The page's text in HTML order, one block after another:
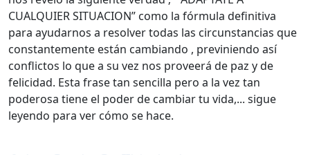
CUALQUIER SITUACION” como la fórmula definitiva
para ayudarnos a resolver todas las circunstancias que
constantemente están cambiando , previniendo así
conflictos lo que a su vez nos proveerá de paz y de
felicidad. Esta frase tan sencilla pero a la vez tan
poderosa tiene el poder de cambiar tu vida,... sigue
leyendo para ver cómo se hace.